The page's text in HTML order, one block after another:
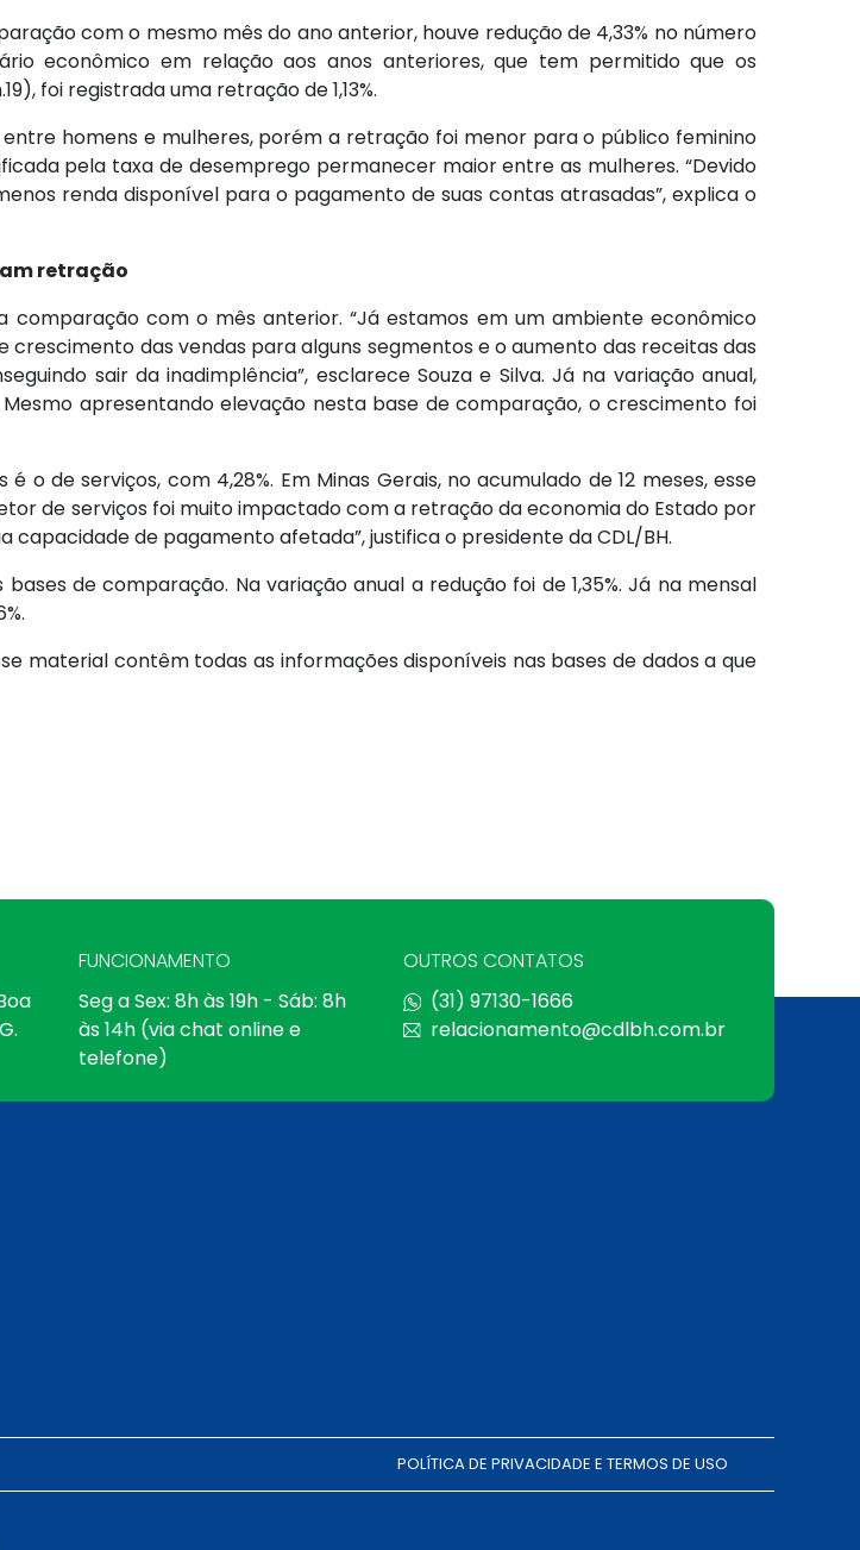
com o mesmo mês do ano anterior, houve redução de 4,33% no número
econômico em relação aos anos anteriores, que tem permitido que os
foi registrada uma retração de 1,13%.
homens e mulheres, porém a retração foi menor para o público feminino
pela taxa de desemprego permanecer maior entre as mulheres. “Devido
renda disponível para o pagamento de suas contas atrasadas”, explica o
retração
comparação com o mês anterior. “Já estamos em um ambiente econômico
das vendas para alguns segmentos e o aumento das receitas das
sair da inadimplência”, esclarece Souza e Silva. Já na variação anual,
apresentando elevação nesta base de comparação, o crescimento foi
de serviços, com 4,28%. Em Minas Gerais, no acumulado de 12 meses, esse
de serviços foi muito impactado com a retração da economia do Estado por
capacidade de pagamento afetada”, justifica o presidente da CDL/BH.
de comparação. Na variação anual a redução foi de 1,35%. Já na mensal
material contêm todas as informações disponíveis nas bases de dados a que
FUNCIONAMENTO
Seg a Sex: 8h às 19h - Sáb: 8h
às 14h (via chat online e
telefone)
OUTROS CONTATOS
(31) 97130-1666
relacionamento@cdlbh.com.br
POLÍTICA DE PRIVACIDADE E TERMOS DE USO